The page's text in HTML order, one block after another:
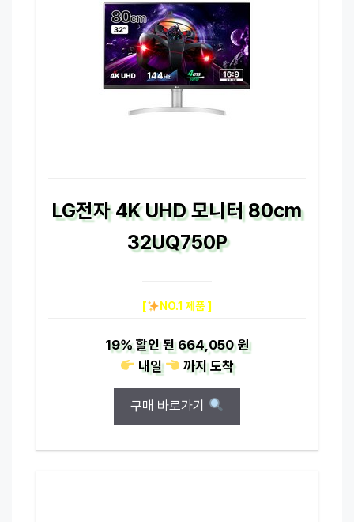
LG전자 4K UHD 모니터 80cm
32UQ750P
[ NO.1 제품 ]
19%할인 된664,050 원
내일
까지도착
구매 바로가기